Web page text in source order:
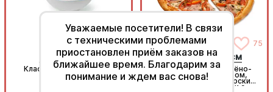
154
Спайси соус
Классический японский
острый соус
75
Домашняя 25см
Сочная пицца с копчёно-
варёным карбонадом,
шампиньонами, болгарским
перцем и томатами с
Уважаемые посетители! В связи
с техническими проблемами
приостановлен приём заказов на
ближайшее время. Благодарим за
понимание и ждем вас снова!